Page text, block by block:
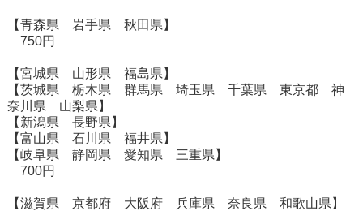
【青森県 岩手県 秋田県】
750円
【宮城県 山形県 福島県】
【茨城県 栃木県 群馬県 埼玉県 千葉県 東京都 神
奈川県 山梨県】
【新潟県 長野県】
【富山県 石川県 福井県】
【岐阜県 静岡県 愛知県 三重県】
700円
【滋賀県 京都府 大阪府 兵庫県 奈良県 和歌山県】